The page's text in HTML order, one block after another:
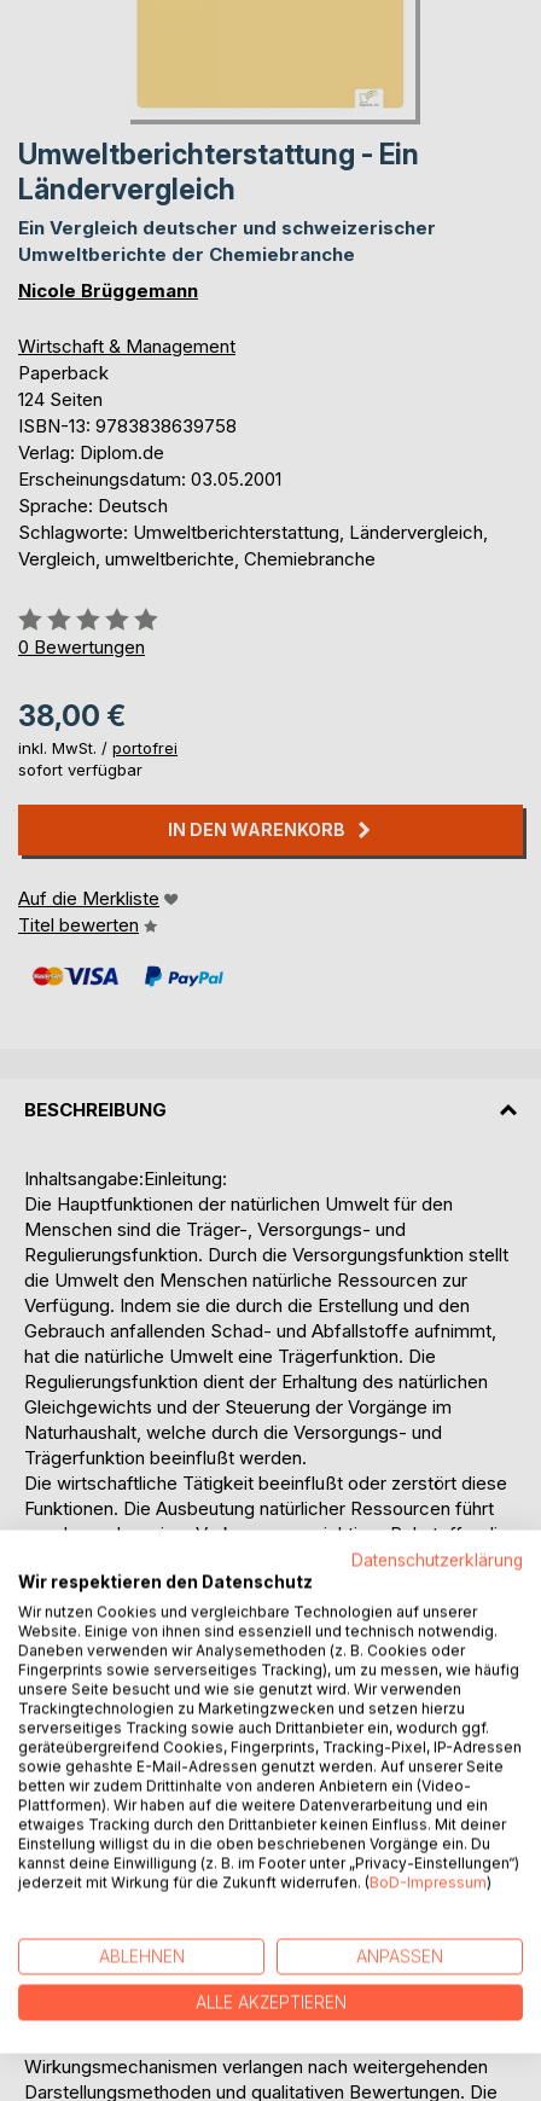
Umweltberichterstattung - Ein
Ländervergleich
Ein Vergleich deutscher und schweizerischer
Umweltberichte der Chemiebranche
Nicole Brüggemann
Wirtschaft & Management
Paperback
124 Seiten
ISBN-13: 9783838639758
Verlag: Diplom.de
Erscheinungsdatum: 03.05.2001
Sprache: Deutsch
Schlagworte: Umweltberichterstattung, Ländervergleich,
Vergleich, umweltberichte, Chemiebranche
Bewertung::
0%
0 Bewertungen
38,00 €
inkl. MwSt. / portofrei
sofort verfügbar
IN DEN WARENKORB
Auf die Merkliste
Titel bewerten
BESCHREIBUNG
Inhaltsangabe:Einleitung:
Die Hauptfunktionen der natürlichen Umwelt für den
Menschen sind die Träger-, Versorgungs- und
Regulierungsfunktion. Durch die Versorgungsfunktion stellt
die Umwelt den Menschen natürliche Ressourcen zur
Verfügung. Indem sie die durch die Erstellung und den
Gebrauch anfallenden Schad- und Abfallstoffe aufnimmt,
hat die natürliche Umwelt eine Trägerfunktion. Die
Regulierungsfunktion dient der Erhaltung des natürlichen
Gleichgewichts und der Steuerung der Vorgänge im
Naturhaushalt, welche durch die Versorgungs- und
Trägerfunktion beeinflußt werden.
Die wirtschaftliche Tätigkeit beeinflußt oder zerstört diese
Funktionen. Die Ausbeutung natürlicher Ressourcen führt
zunehmend zu einer Verknappung wichtiger Rohstoffe; die
ständig wachsenden Abfälle und Luftschadstoffe können
von der Umwelt nicht mehr verarbeitet werden, es droht
eine Überforderung der Regulierungsfunktion, die eine
weitgehende Veränderung des globalen Ökosystems zur
Folge haben werden. Die Notwendigkeit nach einer klaren
Antwort auf die weltweiten und lokalen Umweltprobleme
war nie so dringend wie heute und verlangt sowohl von
gesellschaftlicher, staatlicher als auch unternehmerischer
Seite nach neuen Lösungswegen. Die Unternehmen
werden wegen ihrer intensiven Austauschbeziehungen mit
der natürlichen Umwelt als Hauptverursacher der
Umweltschäden angesehen und sind deshalb in
besonderer Weise dazu aufgerufen, zur Verringerung bzw.
Vermeidung der Umweltbelastung beizutragen. Ob und
Lösung der Umweltprobleme leisten, ist mit den
traditionellen Formen der finanziellen Rechnungslegung und
umwelttechnischen Bewertung nicht mehr zu "messen".
Die nicht mehr quantifizierbaren Umweltaktivitäten und -
Wirkungsmechanismen verlangen nach weitergehenden
Darstellungsmethoden und qualitativen Bewertungen. Die
Datenschutzerklärung
Wir respektieren den Datenschutz
Wir nutzen Cookies und vergleichbare Technologien auf unserer
Website. Einige von ihnen sind essenziell und technisch notwendig.
Daneben verwenden wir Analysemethoden (z. B. Cookies oder
Fingerprints sowie serverseitiges Tracking), um zu messen, wie häufig
unsere Seite besucht und wie sie genutzt wird. Wir verwenden
Trackingtechnologien zu Marketingzwecken und setzen hierzu
serverseitiges Tracking sowie auch Drittanbieter ein, wodurch ggf.
geräteübergreifend Cookies, Fingerprints, Tracking-Pixel, IP-Adressen
sowie gehashte E-Mail-Adressen genutzt werden. Auf unserer Seite
betten wir zudem Drittinhalte von anderen Anbietern ein (Video-
Plattformen). Wir haben auf die weitere Datenverarbeitung und ein
etwaiges Tracking durch den Drittanbieter keinen Einfluss. Mit deiner
Einstellung willigst du in die oben beschriebenen Vorgänge ein. Du
kannst deine Einwilligung (z. B. im Footer unter „Privacy-Einstellungen“)
jederzeit mit Wirkung für die Zukunft widerrufen. (BoD-Impressum)
ABLEHNEN ANPASSEN
ALLE AKZEPTIEREN